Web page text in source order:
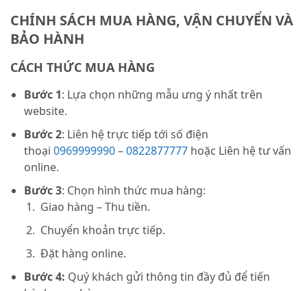
CHÍNH SÁCH MUA HÀNG, VẬN CHUYỂN VÀ
BẢO HÀNH
CÁCH THỨC MUA HÀNG
Bước 1: Lựa chọn những mẫu ưng ý nhất trên
website.
Bước 2: Liên hệ trực tiếp tới số điện
thoại 0969999990–0822877777 hoặc Liên hệ tư vấn
online.
Bước 3: Chọn hình thức mua hàng:
Giao hàng – Thu tiền.
Chuyển khoản trực tiếp.
Đặt hàng online.
Bước 4: Quý khách gửi thông tin đầy đủ để tiến